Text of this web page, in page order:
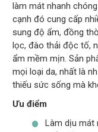
làm mát nhanh
cạnh đó cung cấp
sung độ ẩm, đồng
lọc, đào thải độc tố,
ẩm mềm mịn. Sản
mọi loại da, nhất là
thiếu sức sống mà
Ưu điểm
Làm dịu mát